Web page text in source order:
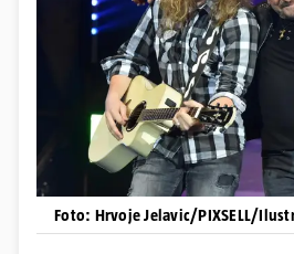
Foto: Hrvoje Jelavic/PIXSELL/